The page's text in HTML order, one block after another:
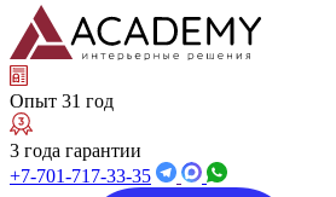
Опыт 31 год
3 года гарантии
+7-701-717-33-35